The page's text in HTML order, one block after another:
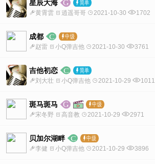
星辰大海
黄霄雲 逍遥哥哥 2021-10-30 1702
成都
赵雷 小Q弹吉他 2021-10-30 3761
吉他初恋
刘大壮 小Q弹吉他 2021-10-29 1011
斑马斑马
宋冬野 高音教 2021-10-29 2971
贝加尔湖畔
李健 小Q弹吉他 2021-10-29 3896